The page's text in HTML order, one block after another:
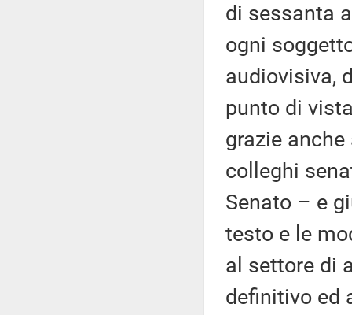
di sessanta
ogni
audiovisiva,
punto di
grazie
colleghi
Senato – e
testo e le
al settore di
definitivo ed